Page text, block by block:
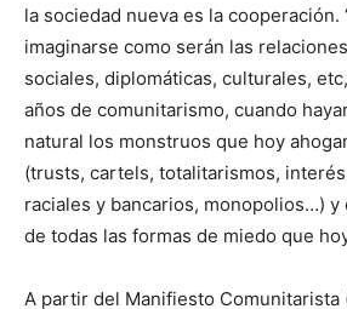
la sociedad nueva es la cooperación.
imaginarse como serán las
sociales, diplomáticas, culturales,
años de comunitarismo, cuando
natural los monstruos que hoy
(trusts, cartels, totalitarismos,
raciales y bancarios, monopolios…)
de todas las formas de miedo que
A partir del Manifiesto Comunitarista